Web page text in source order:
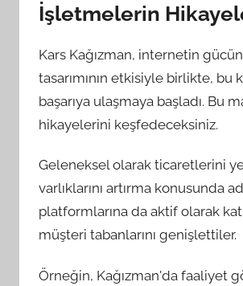
İşletmelerin
Kars Kağızman, internetin
tasarımının etkisiyle birlikte,
başarıya ulaşmaya başladı. Bu
hikayelerini keşfedeceksiniz.
Geleneksel olarak ticaretlerini
varlıklarını artırma konusunda
platformlarına da aktif olarak
müşteri tabanlarını genişlettiler.
Örneğin, Kağızman'da faaliyet